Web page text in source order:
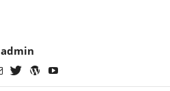
admin